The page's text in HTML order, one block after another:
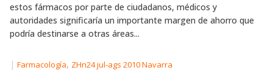
estos fármacos por parte de ciudadanos, médicos y
autoridades significaría un importante margen de ahorro que
podría destinarse a otras áreas...
| Farmacología, ZHn24 jul-ags 2010 Navarra